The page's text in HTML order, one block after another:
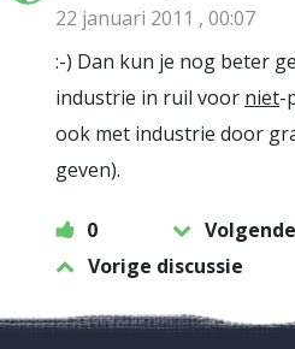
22 januari 2011 , 00:07
:-) Dan kun je nog beter
industrie in ruil voor niet-
ook met industrie door
geven).
0
Vorige discussie